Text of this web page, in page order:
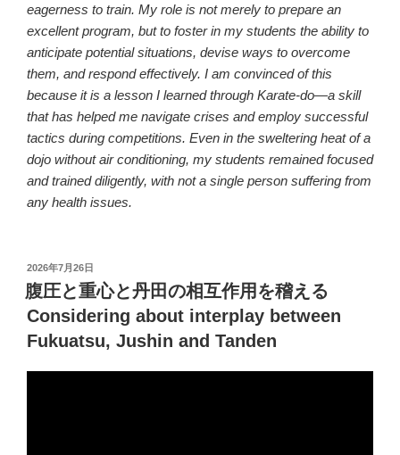
eagerness to train. My role is not merely to prepare an
excellent program, but to foster in my students the ability to
anticipate potential situations, devise ways to overcome
them, and respond effectively. I am convinced of this
because it is a lesson I learned through Karate-do—a skill
that has helped me navigate crises and employ successful
tactics during competitions. Even in the sweltering heat of a
dojo without air conditioning, my students remained focused
and trained diligently, with not a single person suffering from
any health issues.
投
稿
日:
2026年7月26日
腹圧と重心と丹田の相互作用を稽える
Considering about interplay between
Fukuatsu, Jushin and Tanden